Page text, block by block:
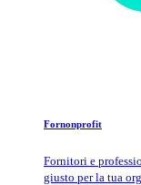
Fornonprofit
Fornitori e
giusto per la tua